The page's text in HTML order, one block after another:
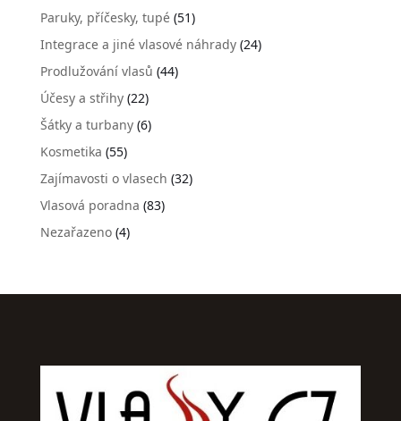
Paruky, příčesky, tupé(51)
Integrace a jiné vlasové náhrady(24)
Prodlužování vlasů (44)
Účesy a střihy(22)
Šátky a turbany(6)
Kosmetika (55)
Zajímavosti o vlasech (32)
Vlasová poradna (83)
Nezařazeno(4)